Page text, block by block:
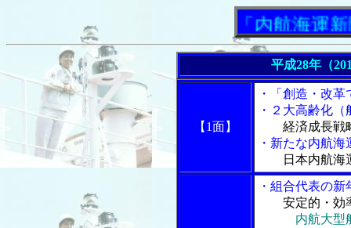
「内航海運新聞」
平成28年（
【1面】
・「創造・改
・２大高齢化
経済成長戦
・新たな内航
日本内航
・組合代表の
安定的・効
内航大